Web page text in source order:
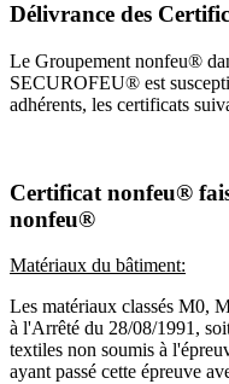
Délivrance des
Le Groupement nonfeu®
SECUROFEU® est
adhérents, les certificats
Certificat nonfeu®
nonfeu®
Matériaux du bâtiment:
Les matériaux classés M0,
à l'Arrêté du 28/08/1991,
textiles non soumis à
ayant passé cette épreuve